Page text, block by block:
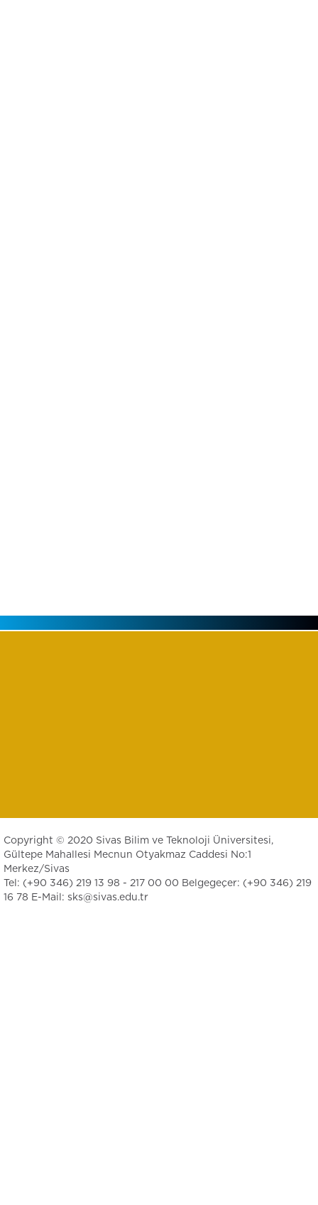
Copyright © 2020 Sivas Bilim ve Teknoloji Üniversitesi,
Gültepe Mahallesi Mecnun Otyakmaz Caddesi No:1
Merkez/Sivas
Tel: (+90 346) 219 13 98 - 217 00 00 Belgegeçer: (+90 346) 219
16 78 E-Mail: sks@sivas.edu.tr